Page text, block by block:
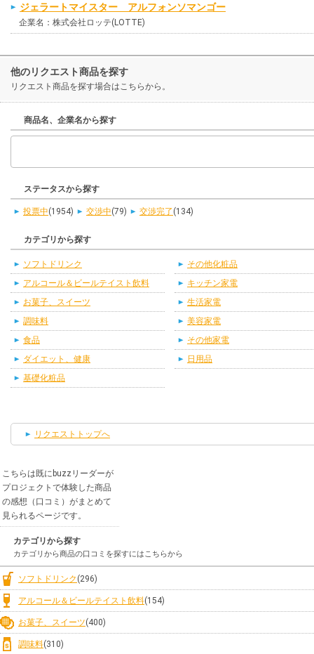
ジェラートマイスター アルフォンソマンゴー
企業名：株式会社ロッテ(LOTTE)
他のリクエスト商品を探す
リクエスト商品を探す場合はこちらから。
商品名、企業名から探す
ステータスから探す
投票中(1954) 交渉中(79) 交渉完了 (134)
カテゴリから探す
ソフトドリンク
アルコール＆ビールテイスト飲料
お菓子、スイーツ
調味料
食品
ダイエット、健康
基礎化粧品
その他化粧品
キッチン家電
生活家電
美容家電
その他家電
日用品
リクエストトップへ
こちらは既にbuzzリーダーが
プロジェクトで体験した商品
の感想（口コミ）がまとめて
見られるページです。
カテゴリから探す
カテゴリから商品の口コミを探すにはこちらから
ソフトドリンク (296)
アルコール＆ビールテイスト飲料(154)
お菓子、スイーツ(400)
調味料(310)